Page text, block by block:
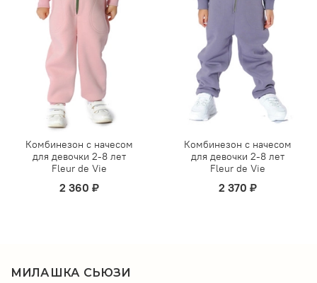
Комбинезон с начесом
для девочки 2-8 лет
Fleur de Vie
2 360 ₽
Комбинезон с начесом
для девочки 2-8 лет
Fleur de Vie
2 370 ₽
МИЛАШКА СЬЮЗИ